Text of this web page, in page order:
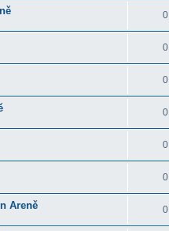
0
0
0
0
0
0
Areně 0